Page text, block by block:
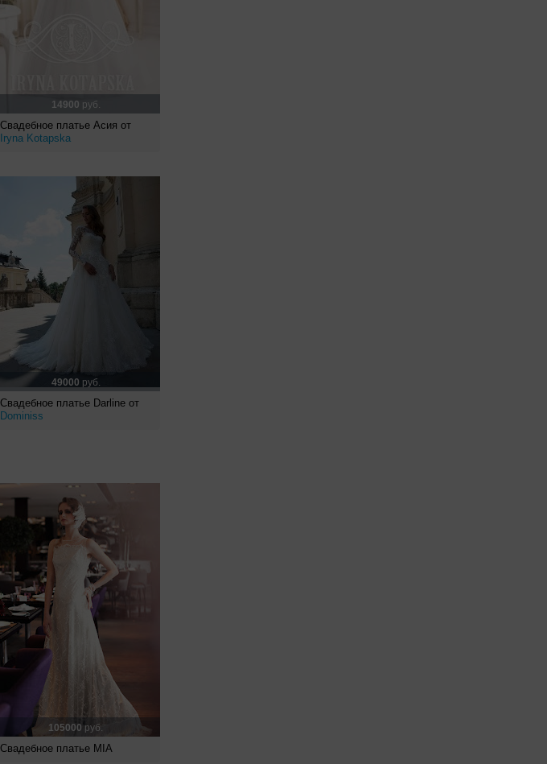
14900 руб.
Свадебное платье Асия от
Iryna Kotapska
49000 руб.
Свадебное платье Darline от
Dominiss
105000 руб.
Свадебное платье MIA